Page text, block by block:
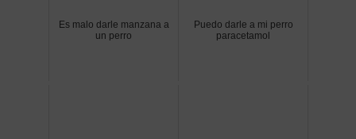
Es malo darle manzana a
un perro
Puedo darle a mi perro
paracetamol